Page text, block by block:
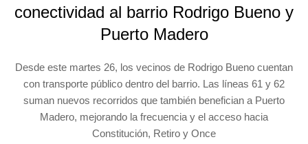
conectividad al barrio Rodrigo Bueno y
Puerto Madero
Desde este martes 26, los vecinos de Rodrigo Bueno cuentan
con transporte público dentro del barrio. Las líneas 61 y 62
suman nuevos recorridos que también benefician a Puerto
Madero, mejorando la frecuencia y el acceso hacia
Constitución, Retiro y Once